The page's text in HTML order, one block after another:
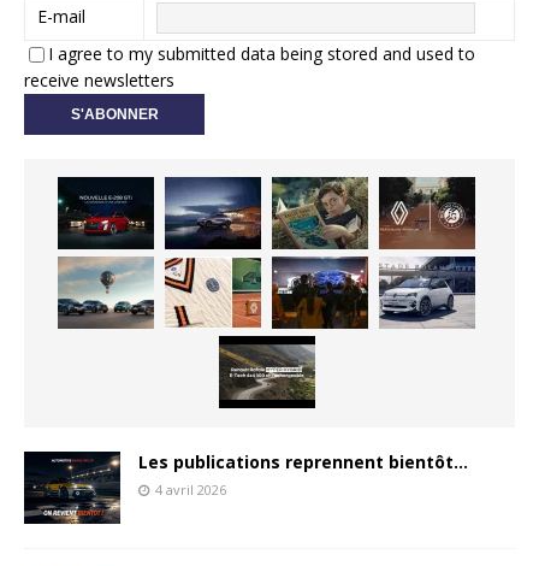
E-mail
I agree to my submitted data being stored and used to
receive newsletters
Les publications reprennent bientôt…
4 avril 2026